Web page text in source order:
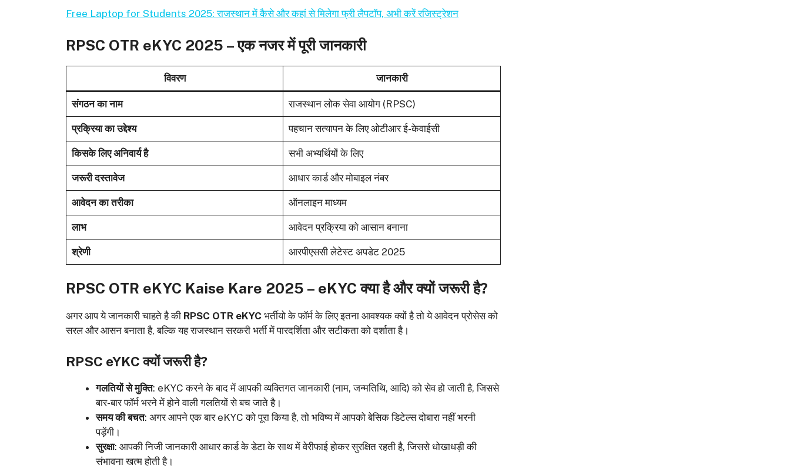
Free Laptop for Students 2025: राजस्थान में कैसे और कहां से मिलेगा फ्री लैपटॉप, अभी करें रजिस्ट्रेशन
RPSC OTR eKYC 2025 – एक नजर में पूरी जानकारी
विवरण जानकारी
संगठन का नाम राजस्थान लोक सेवा आयोग (RPSC)
प्रक्रिया का उद्देश्य पहचान सत्यापन के लिए ओटीआर ई-केवाईसी
किसके लिए अनिवार्य है सभी अभ्यर्थियों के लिए
जरूरी दस्तावेज आधार कार्ड और मोबाइल नंबर
आवेदन का तरीका ऑनलाइन माध्यम
लाभ आवेदन प्रक्रिया को आसान बनाना
श्रेणी आरपीएससी लेटेस्ट अपडेट 2025
RPSC OTR eKYC Kaise Kare 2025 – eKYC क्या है और क्यों जरूरी है?
अगर आप ये जानकारी चाहते है की RPSC OTR eKYC भर्तीयो के फॉर्म के लिए इतना आवश्यक क्यों है तो ये आवेदन प्रोसेस को
सरल और आसन बनाता है, बल्कि यह राजस्थान सरकरी भर्ती में पारदर्शिता और सटीकता को दर्शाता है।
RPSC eYKC क्यों जरूरी है?
गलतियों से मुक्ति: eKYC करने के बाद में आपकी व्यक्तिगत जानकारी (नाम, जन्मतिथि, आदि) को सेव हो जाती है, जिससे
बार-बार फॉर्म भरने में होने वाली गलतियों से बच जाते है।
समय की बचत: अगर आपने एक बार eKYC को पूरा किया है, तो भविष्य में आपको बेसिक डिटेल्स दोबारा नहीं भरनी
पड़ेंगी।
सुरक्षा: आपकी निजी जानकारी आधार कार्ड के डेटा के साथ में वेरीफाई होकर सुरक्षित रहती है, जिससे धोखाधड़ी की
संभावना खत्म होती है।